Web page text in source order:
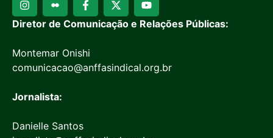
Diretor de Comunicação e Relações Públicas:
Montemar Onishi
comunicacao@anffasindical.org.br
Jornalista:
Danielle Santos